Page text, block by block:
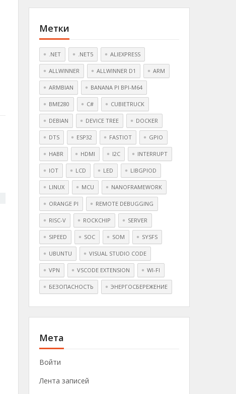
Метки
.NET .NET5 ALIEXPRESS
ALLWINNER ALLWINNER D1 ARM
ARMBIAN BANANA PI BPI-M64
BME280 C# CUBIETRUCK
DEBIAN DEVICE TREE DOCKER
DTS ESP32 FASTIOT GPIO
HABR HDMI I2C INTERRUPT
IOT LCD LED LIBGPIOD
LINUX MCU NANOFRAMEWORK
ORANGE PI REMOTE DEBUGGING
RISC-V ROCKCHIP SERVER
SIPEED SOC SOM SYSFS
UBUNTU VISUAL STUDIO CODE
VPN VSCODE EXTENSION WI-FI
БЕЗОПАСНОСТЬ ЭНЕРГОСБЕРЕЖЕНИЕ
Мета
Войти
Лента записей